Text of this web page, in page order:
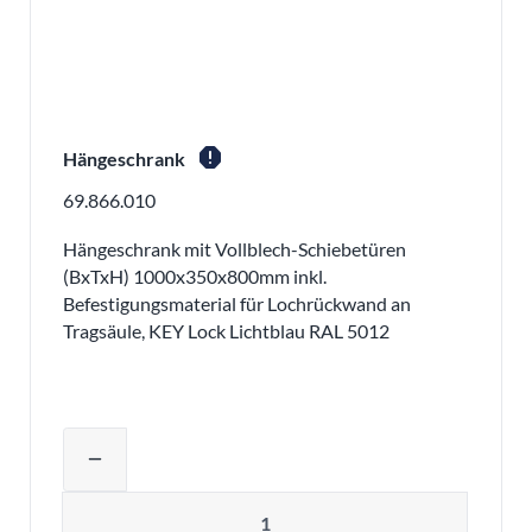
Hängeschrank report
69.866.010
Hängeschrank mit Vollblech-Schiebetüren
(BxTxH) 1000x350x800mm inkl.
Befestigungsmaterial für Lochrückwand an
Tragsäule, KEY Lock Lichtblau RAL 5012
remove